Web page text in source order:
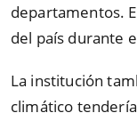
departamentos.
del país durante
La institución
climático